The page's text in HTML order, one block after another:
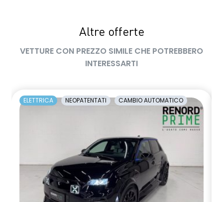
Altre offerte
VETTURE CON PREZZO SIMILE CHE POTREBBERO
INTERESSARTI
ELETTRICA NEOPATENTATI CAMBIO AUTOMATICO